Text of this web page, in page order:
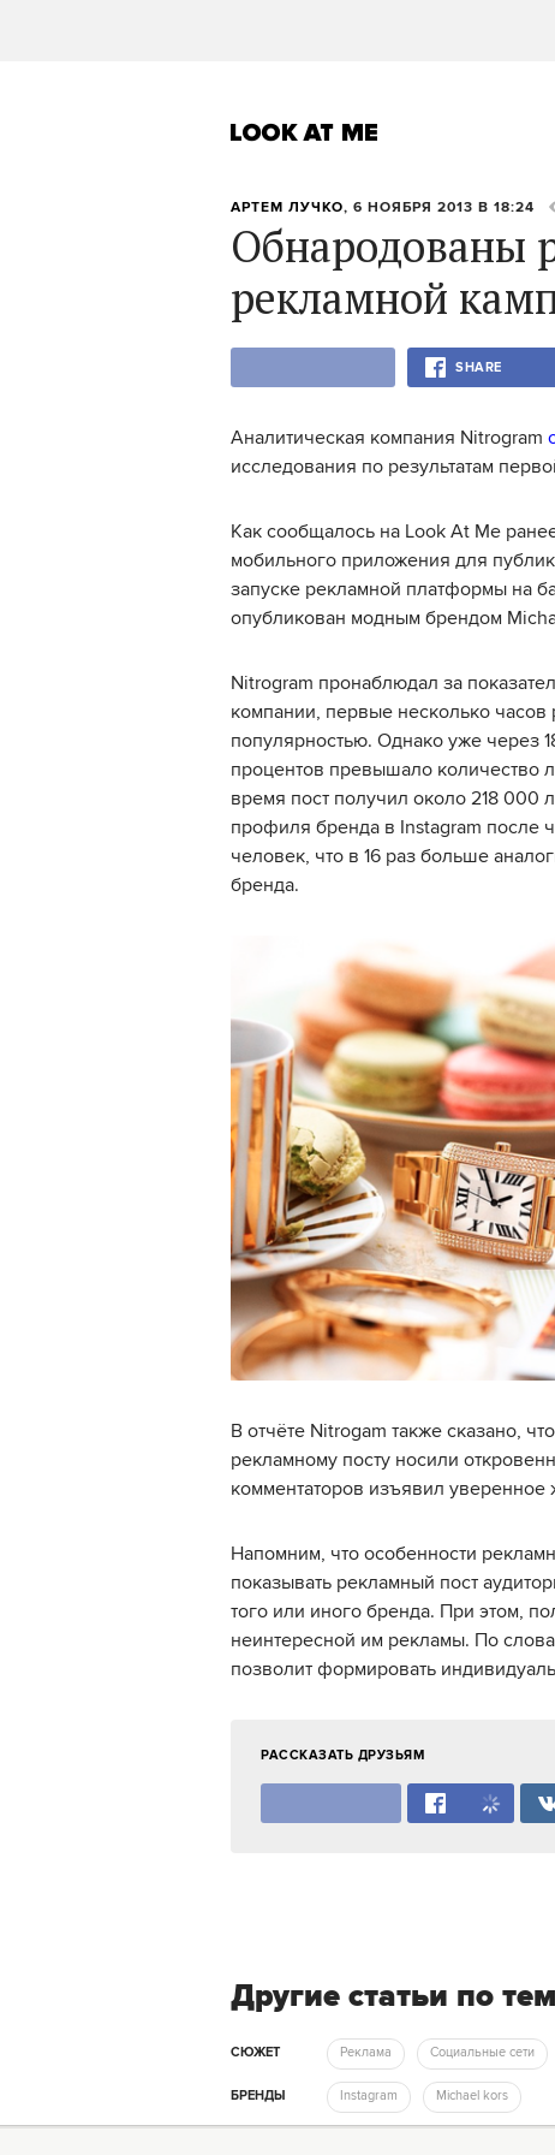
АРТЕМ ЛУЧКО, 6 НОЯБРЯ 2013 В 18:24
Обнародованы
рекламной
SHARE
Аналитическая компания Nitrogram
исследования по результатам
Как сообщалось на Look At Me
мобильного приложения для
запуске рекламной платформы на
опубликован модным брендом
Nitrogram пронаблюдал за
компании, первые несколько
популярностью. Однако уже через
процентов превышало количество
время пост получил около 218 000
профиля бренда в Instagram после
человек, что в 16 раз больше
бренда.
В отчёте Nitrogam также сказано,
рекламному посту носили
комментаторов изъявил
Напомним, что особенности
показывать рекламный пост
того или иного бренда. При этом,
неинтересной им рекламы. По
позволит формировать
РАССКАЗАТЬ ДРУЗЬЯМ
Другие статьи по
СЮЖЕТ Реклама Социальные сети
БРЕНДЫ Instagram Michael kors